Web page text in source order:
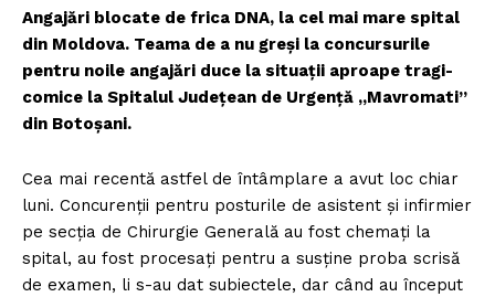
Angajări blocate de frica DNA, la cel mai mare spital
din Moldova. Teama de a nu greşi la concursurile
pentru noile angajări duce la situaţii aproape tragi-
comice la Spitalul Județean de Urgenţă „Mavromati”
din Botoșani.
Cea mai recentă astfel de întâmplare a avut loc chiar
luni. Concurenţii pentru posturile de asistent şi infirmier
pe secţia de Chirurgie Generală au fost chemaţi la
spital, au fost procesaţi pentru a susţine proba scrisă
de examen, li s-au dat subiectele, dar când au început